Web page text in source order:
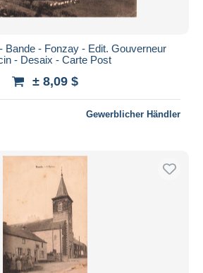
Bande - Fonzay - Edit. Gouverneur
- Desaix - Carte Post
± 8,09 $
Gewerblicher Händler